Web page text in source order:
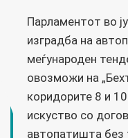
Парламентот во
изградба на
меѓународен
овозможи на
коридорите 8 и
искуство со
автопатишта без